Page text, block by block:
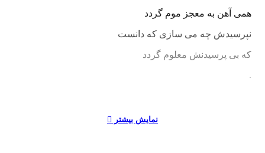
همى آهن به معجز موم گردد
نپرسیدش چه مى سازى که دانست
که بى پرسیدنش معلوم گردد
.
نمایش بیشتر